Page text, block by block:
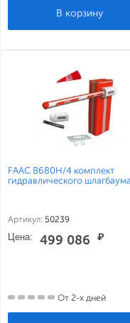
FAAC B680H/4 комплект
гидравлического шлагбаума
Артикул: 50239
Цена: 499 086 ₽
От 2-х дней